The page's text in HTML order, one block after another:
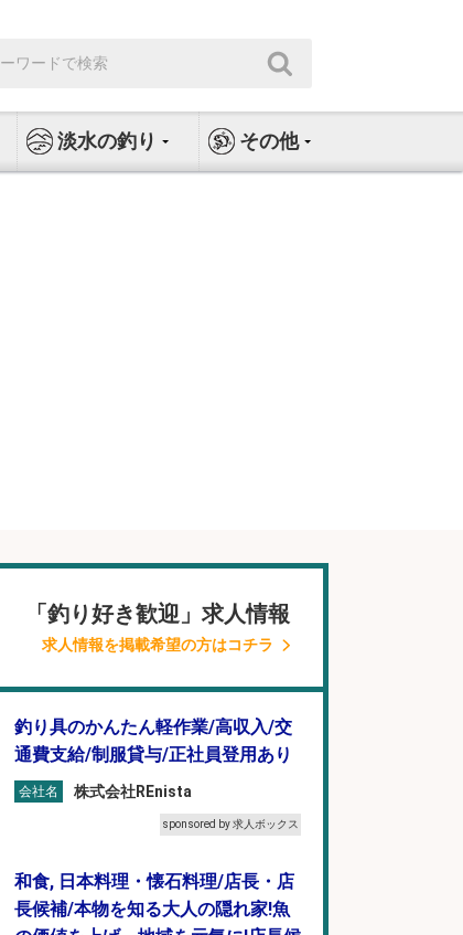
淡水の釣り その他
「釣り好き歓迎」求人情報
求人情報を掲載希望の方はコチラ
釣り具のかんたん軽作業/高収入/交
通費支給/制服貸与/正社員登用あり
会社名 株式会社REnista
sponsored by 求人ボックス
和食, 日本料理・懐石料理/店長・店
長候補/本物を知る大人の隠れ家!魚